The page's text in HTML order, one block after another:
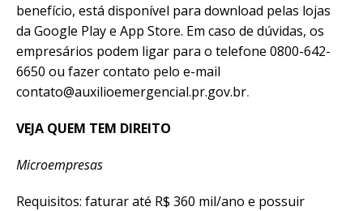
benefício, está disponível para download pelas lojas
da Google Play e App Store. Em caso de dúvidas, os
empresários podem ligar para o telefone 0800-642-
6650 ou fazer contato pelo e-mail
contato@auxilioemergencial.pr.gov.br.
VEJA QUEM TEM DIREITO
Microempresas
Requisitos: faturar até R$ 360 mil/ano e possuir